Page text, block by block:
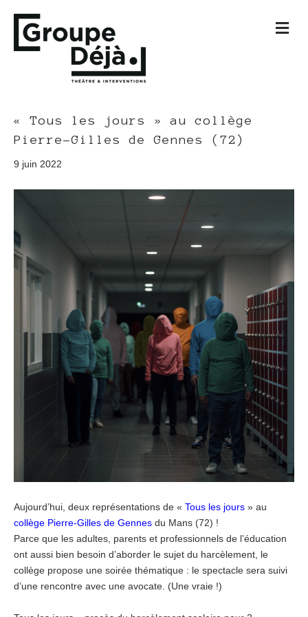
M
« Tous les jours » au collège
Pierre-Gilles de Gennes (72)
9 juin 2022
Aujourd’hui, deux représentations de « Tous les jours » au
collège Pierre-Gilles de Gennes du Mans (72) !
Parce que les adultes, parents et professionnels de l’éducation
ont aussi bien besoin d’aborder le sujet du harcèlement, le
collège propose une soirée thématique : le spectacle sera suivi
d’une rencontre avec une avocate. (Une vraie !)